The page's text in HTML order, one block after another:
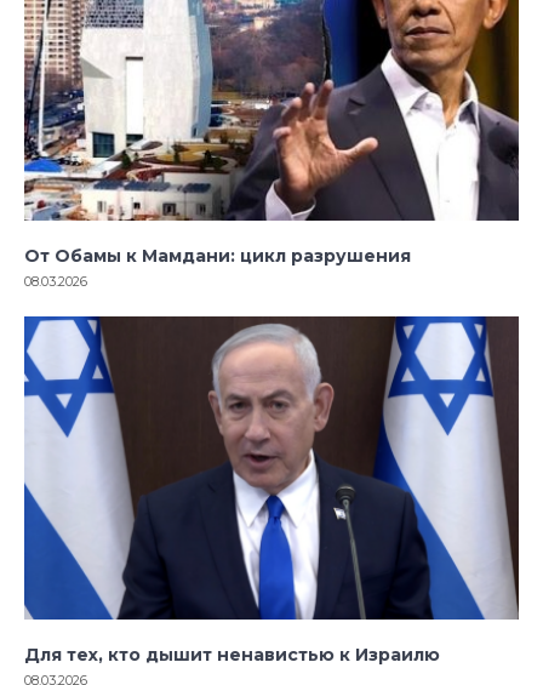
От Обамы к Мамдани: цикл разрушения
08.03.2026
Для тех, кто дышит ненавистью к Израилю
08.03.2026